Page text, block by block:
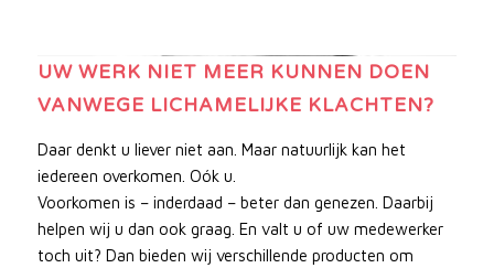
UW WERK NIET MEER KUNNEN DOEN
VANWEGE LICHAMELIJKE KLACHTEN?
Daar denkt u liever niet aan. Maar natuurlijk kan het
iedereen overkomen. Oók u.
Voorkomen is – inderdaad – beter dan genezen. Daarbij
helpen wij u dan ook graag. En valt u of uw medewerker
toch uit? Dan bieden wij verschillende producten om